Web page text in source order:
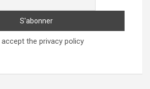
the privacy policy